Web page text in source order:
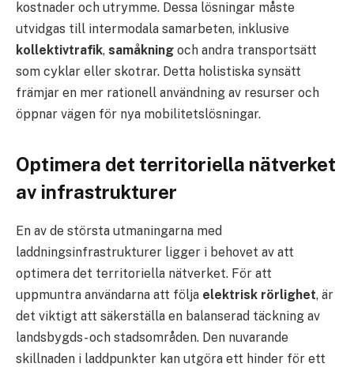
kostnader och utrymme. Dessa lösningar måste
utvidgas till intermodala samarbeten, inklusive
kollektivtrafik, samåkning och andra transportsätt
som cyklar eller skotrar. Detta holistiska synsätt
främjar en mer rationell användning av resurser och
öppnar vägen för nya mobilitetslösningar.
Optimera det territoriella nätverket
av infrastrukturer
En av de största utmaningarna med
laddningsinfrastrukturer ligger i behovet av att
optimera det territoriella nätverket. För att
uppmuntra användarna att följa elektrisk rörlighet, är
det viktigt att säkerställa en balanserad täckning av
landsbygds- och stadsområden. Den nuvarande
skillnaden i laddpunkter kan utgöra ett hinder för ett